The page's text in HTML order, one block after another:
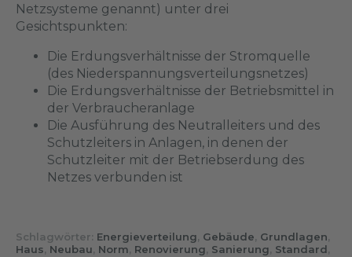
Netzsysteme genannt) unter drei
Gesichtspunkten:
Die Erdungsverhältnisse der Stromquelle
(des Niederspannungsverteilungsnetzes)
Die Erdungsverhältnisse der Betriebsmittel in
der Verbraucheranlage
Die Ausführung des Neutralleiters und des
Schutzleiters in Anlagen, in denen der
Schutzleiter mit der Betriebserdung des
Netzes verbunden ist
Schlagwörter: Energieverteilung, Gebäude, Grundlagen,
Haus, Neubau, Norm, Renovierung, Sanierung, Standard,